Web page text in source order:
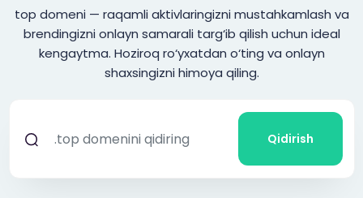
top domeni — raqamli aktivlaringizni mustahkamlash va
brendingizni onlayn samarali targ‘ib qilish uchun ideal
kengaytma. Hoziroq ro‘yxatdan o‘ting va onlayn
shaxsingizni himoya qiling.
Qidirish